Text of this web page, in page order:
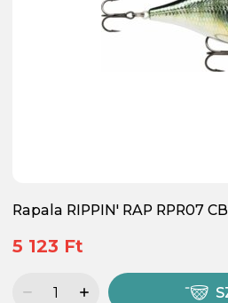
Rapala RIPPIN' RAP RPR07
5 123 Ft